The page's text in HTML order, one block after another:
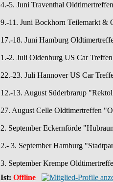
4.-5. Juni Traventhal
9.-11. Juni Bockhorn Teilemarkt &
17.-18. Juni Hamburg
1.-2. Juli Oldenburg US Car
22.-23. Juli Hannover US Car
12.-13. August Süderbrarup
27. August Celle Oldtimertreffen
2. September Eckernförde
2.- 3. September Hamburg
3. September Krempe
Ist: Offline